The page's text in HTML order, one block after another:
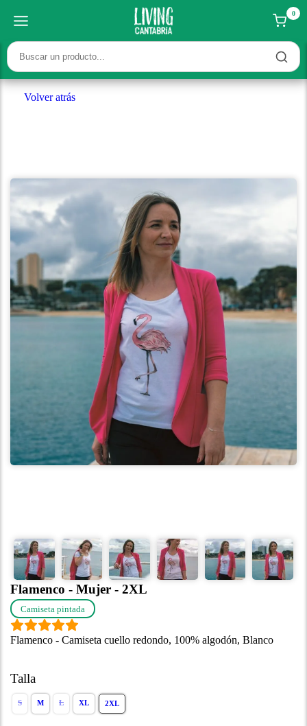
0
Volver atrás
Flamenco - Mujer - 2XL
Camiseta pintada
Flamenco - Camiseta cuello redondo, 100% algodón, Blanco
Talla
S M L XL 2XL